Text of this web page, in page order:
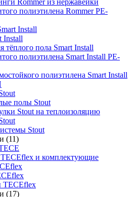
Rommer из нержавейки
полиэтилена Rommer PE-
Install
Install
тёплого пола Smart Install
полиэтилена Smart Install PE-
полиэтилена Smart Install
полы Stout
Stout на теплоизоляцию
Stout
(11)
TECEflex и комплектующие
TECEflex
(17)